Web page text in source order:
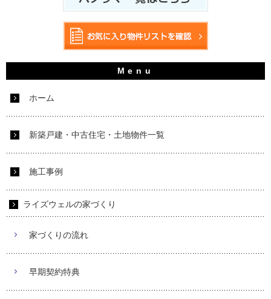
ホーム
新築戸建・中古住宅・土地物件一覧
施工事例
ライズウェルの家づくり
家づくりの流れ
早期契約特典